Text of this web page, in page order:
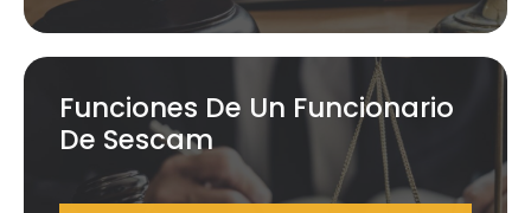
Funciones De Un Funcionario
De Sescam